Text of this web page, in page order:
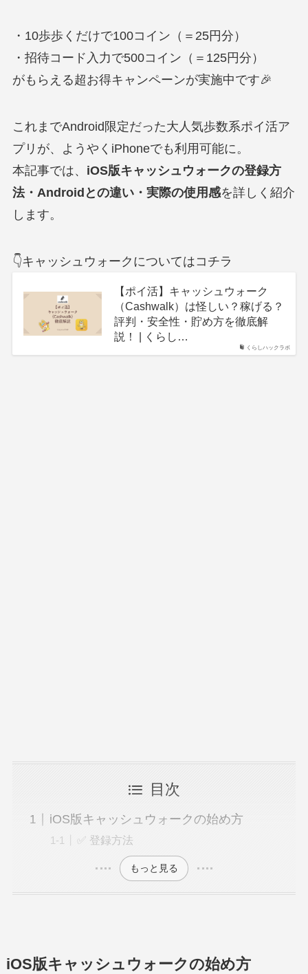
・10歩歩くだけで100コイン（＝25円分）
・招待コード入力で500コイン（＝125円分）
がもらえる超お得キャンペーンが実施中です🎉
これまでAndroid限定だった大人気歩数系ポイ活ア
プリが、ようやくiPhoneでも利用可能に。
本記事では、 iOS版キャッシュウォークの登録方
法・Androidとの違い・実際の使用感を詳しく紹介
します。
👇キャッシュウォークについてはコチラ
くらしハックラボ
【ポイ活】キャッシュウォーク
（Cashwalk）は怪しい？稼げる？
評判・安全性・貯め方を徹底解
説！ | くらし…
目次
iOS版キャッシュウォークの始め方
✅ 登録方法
もっと見る
iOS版キャッシュウォークの始め方